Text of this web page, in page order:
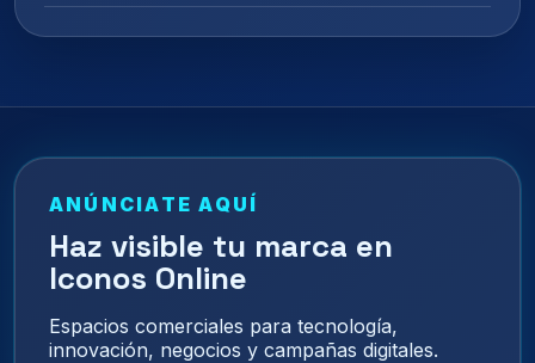
ANÚNCIATE AQUÍ
Haz visible tu marca en
Iconos Online
Espacios comerciales para tecnología,
innovación, negocios y campañas digitales.